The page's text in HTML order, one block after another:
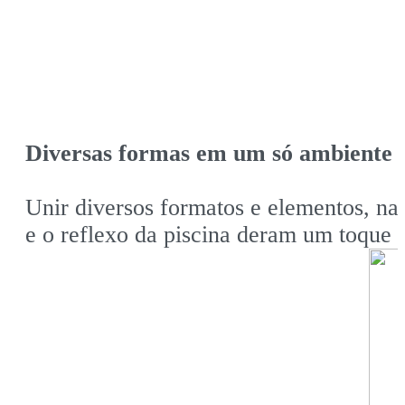
Diversas formas em um só ambiente
Unir diversos formatos e elementos,
e o reflexo da piscina deram um toque